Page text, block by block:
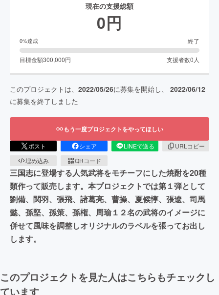
現在の支援総額
0円
0%達成 終了
目標金額300,000円 支援者数0 人
このプロジェクトは、 2022/05/26に募集を開始し、 2022/06/12
に募集を終了しました
もう一度プロジェクトをやってほしい
ポスト シェア LINEで送る
URLコピー
埋め込み
QRコード
三国志に登場する人気武将をモチーフにした焼酎を20種
類作って販売します。本プロジェクトでは第１弾として
劉備、関羽、張飛、諸葛亮、曹操、夏候惇、張遼、司馬
懿、孫堅、孫策、孫権、周瑜１２名の武将のイメージに
併せて風味を調整しオリジナルのラベルを張ってお出し
します。
このプロジェクトを見た人はこちらもチェックし
ています